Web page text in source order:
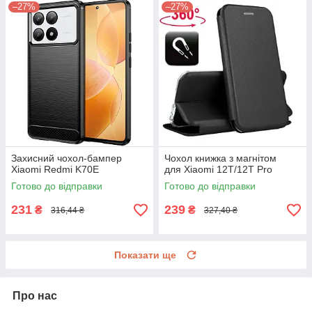
–27%
Захисний чохол-бампер
Xiaomi Redmi K70E
Готово до відправки
231 ₴ 316,44 ₴
–27%
Чохол книжка з магнітом
для Xiaomi 12T/12T Pro
Готово до відправки
239 ₴ 327,40 ₴
Показати ще
Про нас